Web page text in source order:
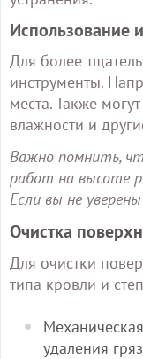
Использование
Для более
инструменты.
места. Также
влажности и
Важно помнить,
работ на высоте
Если вы не
Очистка
Для очистки
типа кровли и
удаления